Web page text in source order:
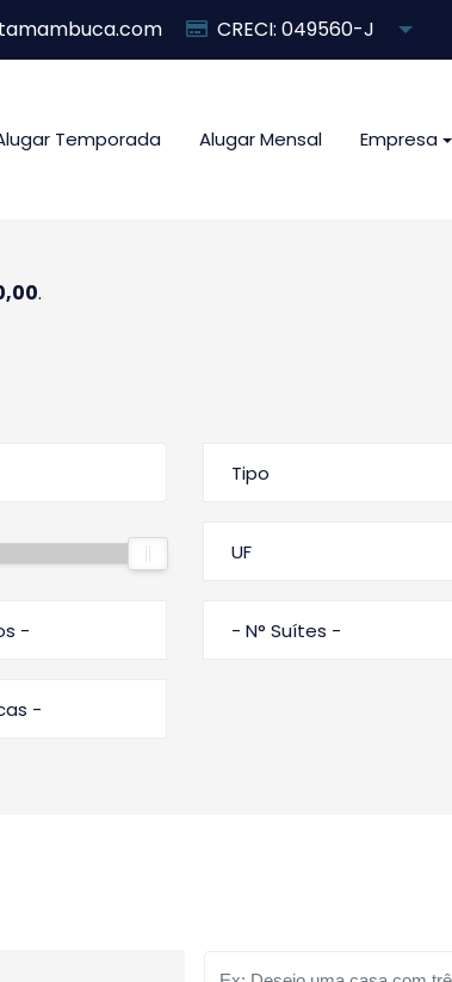
CRECI: 049560-J
Temporada Alugar Mensal Empresa
.
Tipo
UF
- - N° Suítes -
-